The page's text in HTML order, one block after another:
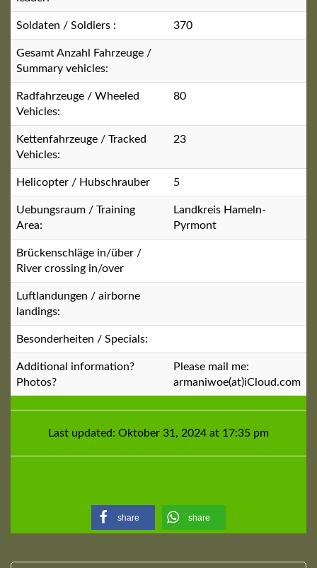
Soldaten / Soldiers : 370
Gesamt Anzahl Fahrzeuge /
Summary vehicles:
Radfahrzeuge / Wheeled
Vehicles:
80
Kettenfahrzeuge / Tracked
Vehicles:
23
Helicopter / Hubschrauber 5
Uebungsraum / Training
Area:
Landkreis Hameln-
Pyrmont
Brückenschläge in/über /
River crossing in/over
Luftlandungen / airborne
landings:
Besonderheiten / Specials:
Additional information?
Photos?
Please mail me:
armaniwoe(at)iCloud.com
Last updated: Oktober 31, 2024 at 17:35 pm
share share